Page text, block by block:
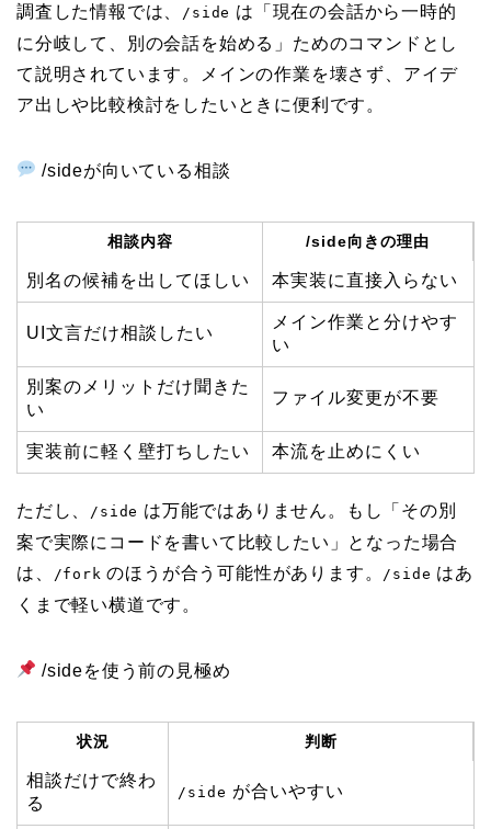
調査した情報では、
/side は「現在の会話から一時的
に分岐して、別の会話を始める」ためのコマンドとし
て説明されています。メインの作業を壊さず、アイデ
ア出しや比較検討をしたいときに便利です。
/sideが向いている相談
相談内容 /side向きの理由
別名の候補を出してほしい 本実装に直接入らない
UI文言だけ相談したい
メイン作業と分けやす
い
別案のメリットだけ聞きた
い
ファイル変更が不要
実装前に軽く壁打ちしたい 本流を止めにくい
ただし、 /side は万能ではありません。もし「その別
案で実際にコードを書いて比較したい」となった場合
は、
/fork のほうが合う可能性があります。 /side はあ
くまで軽い横道です。
/sideを使う前の見極め
状況 判断
相談だけで終わ
る
/side が合いやすい